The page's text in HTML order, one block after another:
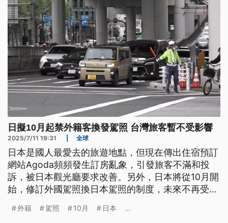
日擬10月起禁外籍客換發駕照 台灣旅客暫不受影響
2025/7/11 19:31 全球
日本是國人最愛去的旅遊地點，但現在傳出住宿預訂
網站Agoda頻頻發生訂房亂象，引發旅客不滿和投
訴，被日本觀光廳要求改善。另外，日本將從10月開
始，修訂外國駕照換日本駕照的制度，未來不再受理
灣暫時不會受到影響。
外籍 駕照 10月 日本 ...